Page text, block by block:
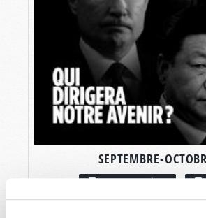
SEPTEMBRE-
LIRE CE NUMÉRO